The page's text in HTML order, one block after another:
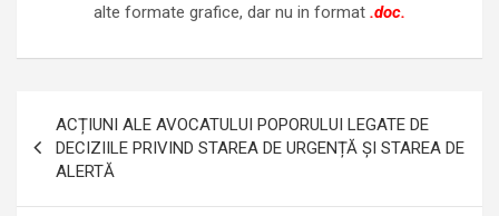
alte formate grafice, dar nu in format .doc.
în
articole
ACȚIUNI ALE AVOCATULUI POPORULUI LEGATE DE
DECIZIILE PRIVIND STAREA DE URGENȚĂ ȘI STAREA DE
ALERTĂ